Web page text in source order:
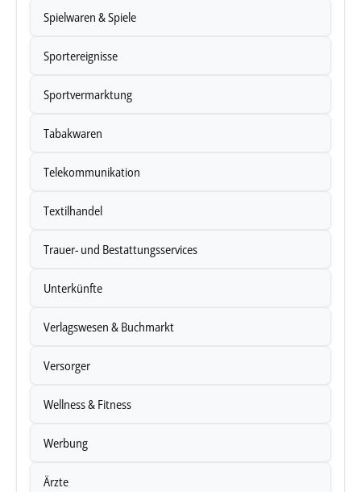
Spielwaren & Spiele
Sportereignisse
Sportvermarktung
Tabakwaren
Telekommunikation
Textilhandel
Trauer- und Bestattungsservices
Unterkünfte
Verlagswesen & Buchmarkt
Versorger
Wellness & Fitness
Werbung
Ärzte